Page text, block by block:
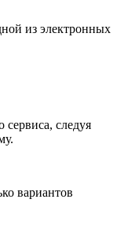
из электронных
сервиса, следуя
вариантов